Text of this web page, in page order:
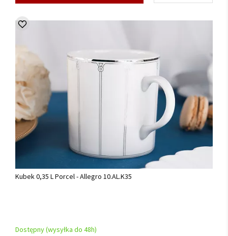
Kubek 0,35 L Porcel - Allegro 10.AL.K35
Dostępny (wysyłka do 48h)